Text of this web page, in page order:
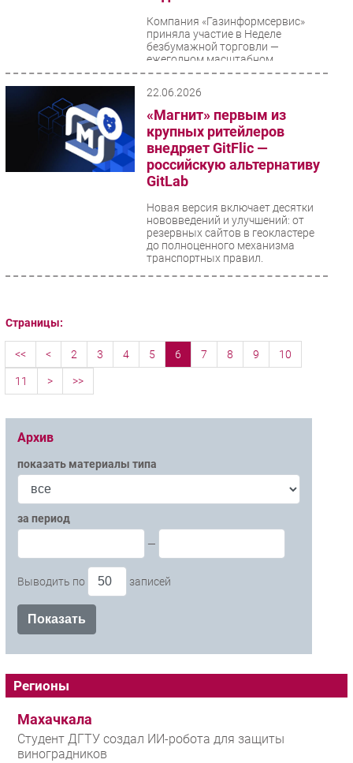
Компания «Газинформсервис»
приняла участие в Неделе
безбумажной торговли —
ежегодном масштабном
международном событии,
22.06.2026
«Магнит» первым из
крупных ритейлеров
внедряет GitFlic —
российскую альтернативу
GitLab
Новая версия включает десятки
нововведений и улучшений: от
резервных сайтов в геокластере
до полноценного механизма
транспортных правил.
Страницы:
<< < 2 3 4 5 6 7 8 9 10
11 > >>
Архив
показать материалы типа
за период
—
Выводить по записей
Регионы
Махачкала
Студент ДГТУ создал ИИ-робота для защиты
виноградников